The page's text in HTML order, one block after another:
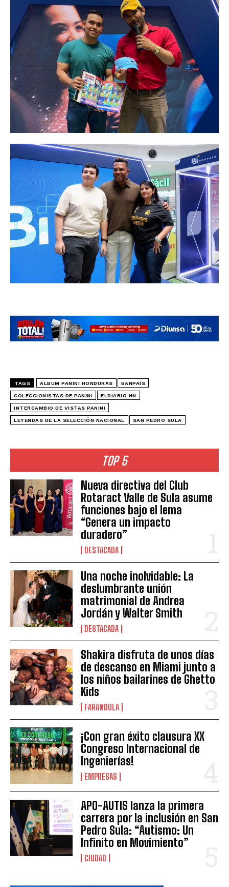
TOP 5
Nueva directiva del Club
Rotaract Valle de Sula asume
funciones bajo el lema
“Genera un impacto
duradero”
DESTACADA
Una noche inolvidable: La
deslumbrante unión
matrimonial de Andrea
Jordán y Walter Smith
DESTACADA
Shakira disfruta de unos días
de descanso en Miami junto a
los niños bailarines de Ghetto
Kids
FARANDULA
¡Con gran éxito clausura XX
Congreso Internacional de
Ingenierías!
EMPRESAS
APO-AUTIS lanza la primera
carrera por la inclusión en San
Pedro Sula: “Autismo: Un
Infinito en Movimiento”
CIUDAD
TAGS ÁLBUM PANINI HONDURAS BANPAÍS
COLECCIONISTAS DE PANINI ELDIARIO.HN
INTERCAMBIO DE VISTAS PANINI
LEYENDAS DE LA SELECCIÓN NACIONAL SAN PEDRO SULA